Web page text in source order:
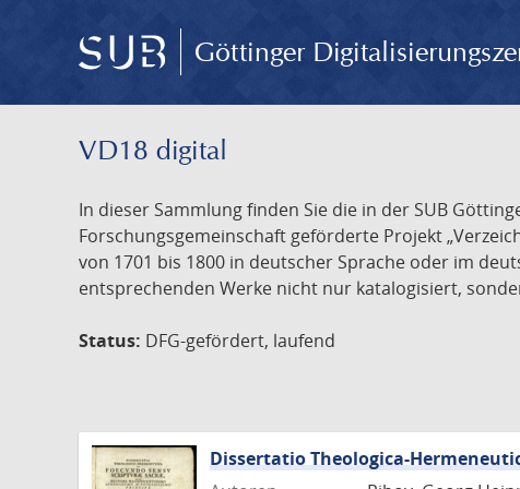
Göttinger
VD18 digital
In dieser Sammlung finden Sie die in der SUB
Forschungsgemeinschaft geförderte Projekt
von 1701 bis 1800 in deutscher Sprache oder im
entsprechenden Werke nicht nur katalogisiert,
Status: DFG-gefördert, laufend
Dissertatio Theologica-